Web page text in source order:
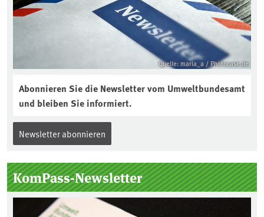
Quelle: maria_a / Photocase.de
Abonnieren Sie die Newsletter vom Umweltbundesamt
und bleiben Sie informiert.
Newsletter abonnieren
KomPass-Newsletter